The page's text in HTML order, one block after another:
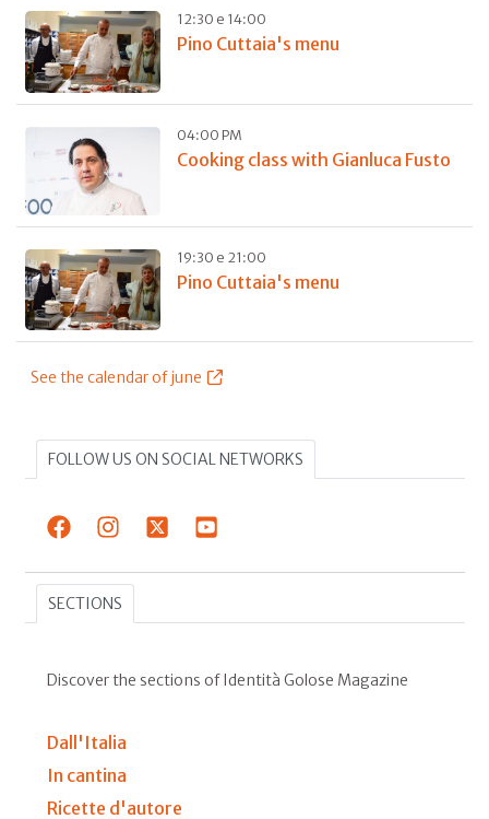
12:30 e 14:00
Pino Cuttaia's menu
04:00 PM
Cooking class with Gianluca Fusto
19:30 e 21:00
Pino Cuttaia's menu
See the calendar of june
FOLLOW US ON SOCIAL NETWORKS
SECTIONS
Discover the sections of Identità Golose Magazine
Dall'Italia
In cantina
Ricette d'autore